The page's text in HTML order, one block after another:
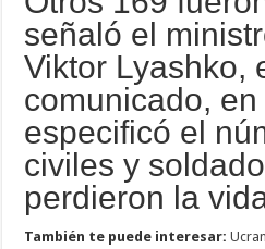
señaló el
Viktor Lyashko,
comunicado,
especificó el
civiles y
perdieron la
También te puede interesar: